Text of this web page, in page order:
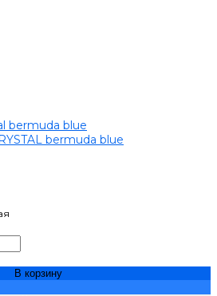
bermuda blue
В корзину